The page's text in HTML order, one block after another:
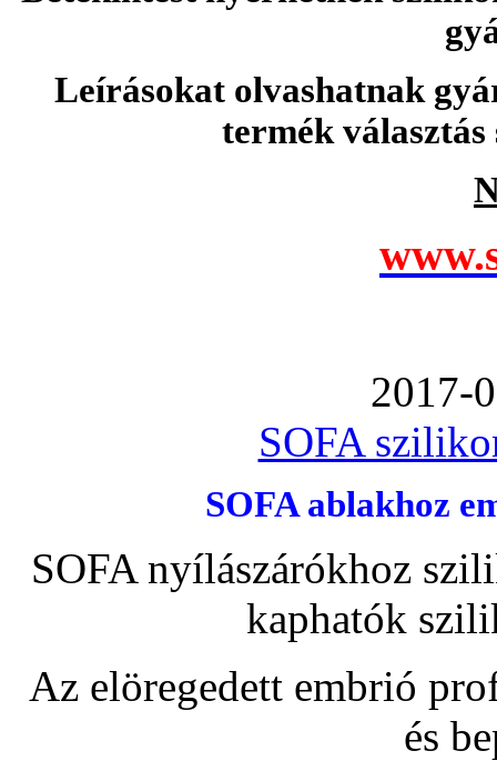
Leírásokat olvashatnak
termék
2017-
SOFA
SOFA ablakhoz
SOFA nyílászárókhoz
kaphatók
Az elöregedett embrió
és